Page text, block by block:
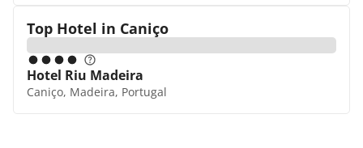
Top Hotel in Caniço
Hotel Riu Madeira
Caniço, Madeira, Portugal